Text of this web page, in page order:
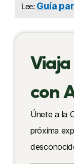
Lee: Guía
con
Únete a la
próxima